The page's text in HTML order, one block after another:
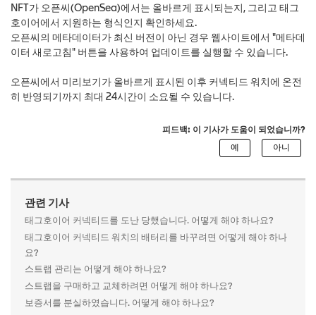
NFT가 오픈씨(OpenSea)에서는 올바르게 표시되는지, 그리고 태그
호이어에서 지원하는 형식인지 확인하세요.
오픈씨의 메타데이터가 최신 버전이 아닌 경우 웹사이트에서 "메타데
이터 새로고침" 버튼을 사용하여 업데이트를 실행할 수 있습니다.
오픈씨에서 미리보기가 올바르게 표시된 이후 커넥티드 워치에 온전
히 반영되기까지 최대 24시간이 소요될 수 있습니다.
피드백: 이 기사가 도움이 되었습니까?
관련 기사
태그호이어 커넥티드를 도난 당했습니다. 어떻게 해야 하나요?
태그호이어 커넥티드 워치의 배터리를 바꾸려면 어떻게 해야 하나
요?
스트랩 관리는 어떻게 해야 하나요?
스트랩을 구매하고 교체하려면 어떻게 해야 하나요?
보증서를 분실하였습니다. 어떻게 해야 하나요?